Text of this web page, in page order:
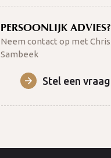
PERSOONLIJK ADVIES?
Neem contact op met
Sambeek
Stel een vraag